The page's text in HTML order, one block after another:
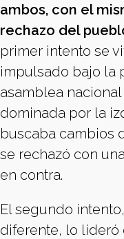
ambos, con el
rechazo del
primer intento se
impulsado bajo la
asamblea
dominada por la
buscaba cambios
se rechazó con
en contra.
El segundo
diferente, lo lideró